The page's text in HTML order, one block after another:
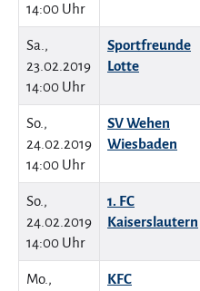
14:00 Uhr
Sa.,
23.02.2019
14:00 Uhr
Sportfreunde
Lotte
So.,
24.02.2019
14:00 Uhr
SV Wehen
Wiesbaden
So.,
24.02.2019
14:00 Uhr
1. FC
Kaiserslautern
Mo.,
KFC